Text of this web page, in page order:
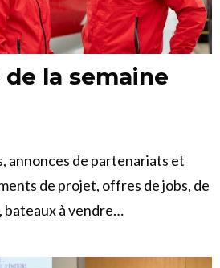
la semaine
annonces de partenariats et
de projet, offres de jobs, de
bateaux à vendre…